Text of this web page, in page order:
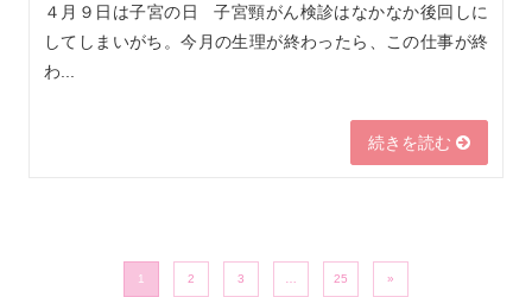
４月９日は子宮の日 子宮頸がん検診はなかなか後回しに
してしまいがち。今月の生理が終わったら、この仕事が終
わ...
続きを読む
投稿ナビゲーション
1 2 3 25 »